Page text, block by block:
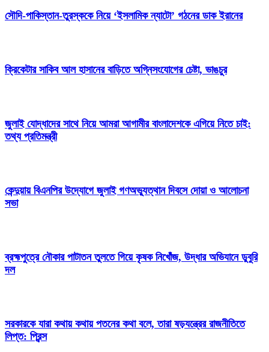
সৌদি-পাকিস্তান-তুরস্ককে নিয়ে ‘ইসলামিক ন্যাটো’ গঠনের ডাক ইরানের
ক্রিকেটার সাকিব আল হাসানের বাড়িতে অগ্নিসংযোগের চেষ্টা, ভাঙচুর
জুলাই যোদ্ধাদের সাথে নিয়ে আমরা আগামীর বাংলাদেশকে এগিয়ে নিতে চাই:
তথ্য প্রতিমন্ত্রী
কেন্দুয়ায় বিএনপির উদ্যোগে জুলাই গণঅভ্যুত্থান দিবসে দোয়া ও আলোচনা
সভা
ব্রহ্মপুত্রে নৌকার পাটাতন তুলতে গিয়ে কৃষক নিখোঁজ, উদ্ধার অভিযানে ডুবুরি
দল
সরকারকে যারা কথায় কথায় পতনের কথা বলে, তারা ষড়যন্ত্রের রাজনীতিতে
লিপ্ত: প্রিন্স